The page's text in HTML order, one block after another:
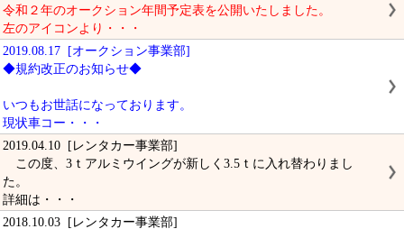
令和２年のオークション年間予定表を公開いたしました。
左のアイコンより・・・
2019.08.17 [オークション事業部]
◆規約改正のお知らせ◆
いつもお世話になっております。
現状車コー・・・
2019.04.10 [レンタカー事業部]
この度、3ｔアルミウイングが新しく3.5ｔに入れ替わりまし
た。
詳細は・・・
2018.10.03 [レンタカー事業部]